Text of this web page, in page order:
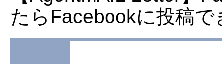
たらFacebookに投稿